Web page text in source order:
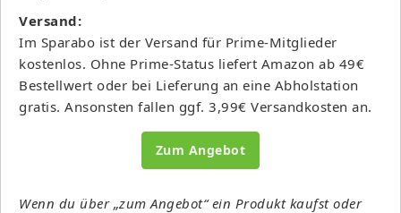
Versand:
Im Sparabo ist der Versand für Prime-Mitglieder
kostenlos. Ohne Prime-Status liefert Amazon ab 49€
Bestellwert oder bei Lieferung an eine Abholstation
gratis. Ansonsten fallen ggf. 3,99€ Versandkosten an.
Zum Angebot
Wenn du über „zum Angebot“ ein Produkt kaufst oder